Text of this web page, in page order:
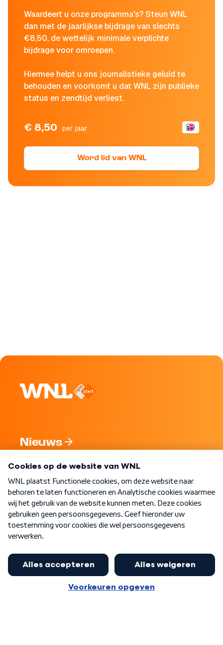
Waardeert u onze programma's? Steun WNL
dan met de jaarlijkse bijdrage van slechts
€8,50, de wettelijk minimale verplichte
bijdrage voor omroepen.
Hiermee helpt u ons journalistieke geluid te
behouden en voorkomt u dat WNL zijn publieke
status en zendtijd verliest.
€ 8,50 per jaar
Word lid van WNL
Nieuws
Nieuwsbrief
Word Lid